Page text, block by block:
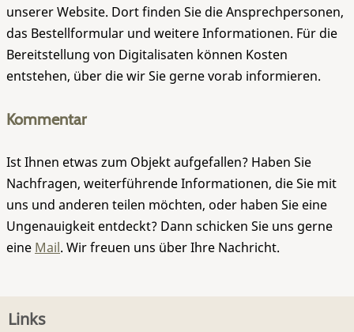
unserer Website. Dort finden Sie die Ansprechpersonen,
das Bestellformular und weitere Informationen. Für die
Bereitstellung von Digitalisaten können Kosten
entstehen, über die wir Sie gerne vorab informieren.
Kommentar
Ist Ihnen etwas zum Objekt aufgefallen? Haben Sie
Nachfragen, weiterführende Informationen, die Sie mit
uns und anderen teilen möchten, oder haben Sie eine
Ungenauigkeit entdeckt? Dann schicken Sie uns gerne
eine Mail. Wir freuen uns über Ihre Nachricht.
Links